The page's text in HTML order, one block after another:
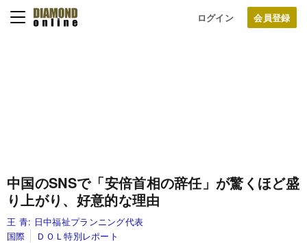
ログイン
中国のSNSで「安倍首相の辞任」が驚くほど盛
り上がり、好意的な理由
王 青: 日中福祉プランニング代表
国際
ＤＯＬ特別レポート